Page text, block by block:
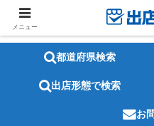
都道府県検索
出店形態で検索
お
メニュー